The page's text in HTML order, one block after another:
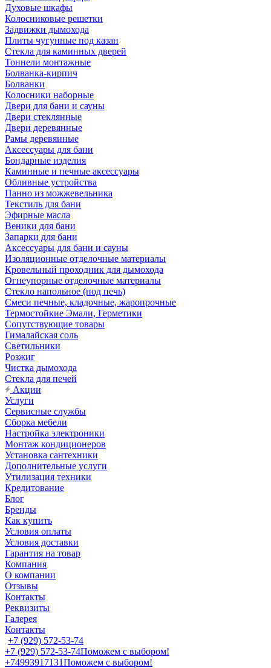
Духовые шкафы
Колосниковые решетки
Задвижки дымохода
Плиты чугунные под казан
Стекла для каминных дверей
Тоннели монтажные
Болванка-кирпич
Болванки
Колосники наборные
Двери для бани и сауны
Двери стеклянные
Двери деревянные
Рамы деревянные
Аксессуары для бани
Бондарные изделия
Каминные и печные аксессуары
Обливные устройства
Панно из можжевельника
Текстиль для бани
Эфирные масла
Веники для бани
Запарки для бани
Аксессуары для бани и сауны
Изоляционные отделочные материалы
Кровельный проходник для дымохода
Огнеупорные отделочные материалы
Стекло напольное (под печь)
Смеси печные, кладочные, жаропрочные
Термостойкие Эмали, Герметики
Сопутствующие товары
Гималайская соль
Светильники
Розжиг
Чистка дымохода
Стекла для печей
Акции
Услуги
Сервисные службы
Сборка мебели
Настройка электроники
Монтаж кондиционеров
Установка сантехники
Дополнительные услуги
Утилизация техники
Кредитование
Блог
Бренды
Как купить
Условия оплаты
Условия доставки
Гарантия на товар
Компания
О компании
Отзывы
Контакты
Реквизиты
Галерея
Контакты
+7 (929) 572-53-74
+7 (929) 572-53-74Поможем с выбором!
+74993917131Поможем с выбором!